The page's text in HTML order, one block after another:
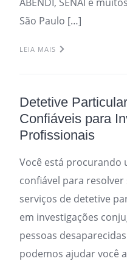
São Paulo […]
LEIA MAIS
Detetive
Confiáveis para
Profissionais
Você está
confiável para
serviços de detetive
em investigações
pessoas
podemos ajudar você